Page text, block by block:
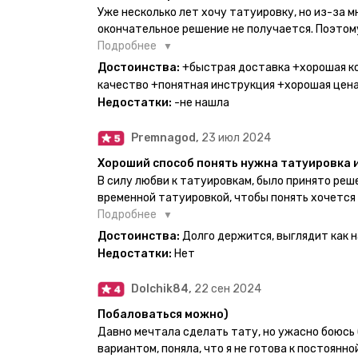
Уже несколько лет хочу татуировку, но из-за
окончательное решение не получается.
настоящей находкой. Как только тату пришли,
Хочу отметить, что у everink очень большой
значительно упрощает процесс получения
бумажный плотный конверт, внутри оказалась
специальные пакетики, салфетки, инструкция
очень мило. Я уже нанесла одну из них и
понятно объяснено, отдельным плюсом для
обозначениями тех мечт, где тату будет
всём советую и рекомендую, буду заказывать
Подробнее
Достоинства: +быстрая доставка +хорошая
качество +понятная инструкция +хорошая цена
Недостатки: -не нашла
Premnagod, 23 июл 2024
Хороший способ понять нужна татуировка
В силу любви к татуировкам, было принято
временной татуировкой, чтобы понять
как оказалось смысла набивать нет, ведь
татуировки и в случае если одна не
настоящая, держится долго, больше ничего и не
Подробнее
Достоинства: Долго держится, выглядит как
Недостатки: Нет
Dolchik84, 22 сен 2024
Побаловаться можно)
Давно мечтала сделать тату, но ужасно боюсь
вариантом, поняла, что я не готова к